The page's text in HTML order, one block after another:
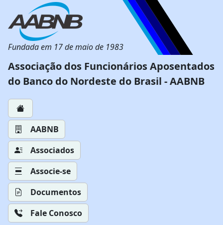
Fundada em 17 de maio de 1983
Associação dos Funcionários Aposentados
do Banco do Nordeste do Brasil - AABNB
AABNB
Associados
Associe-se
Documentos
Fale Conosco